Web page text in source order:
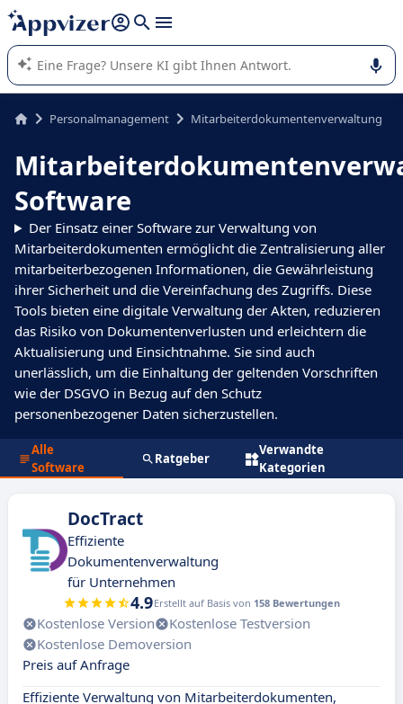
beantworten (mehrere Zeilen mit
Die KI von Appvizer führt Sie bei der Nutzung oder Auswahl
von SaaS-Software in Unternehmen.
Personalmanagement Mitarbeiterdokumentenverwaltung
Software
Der Einsatz einer Software zur Verwaltung von
Mitarbeiterdokumenten ermöglicht die Zentralisierung aller
mitarbeiterbezogenen Informationen, die Gewährleistung
ihrer Sicherheit und die Vereinfachung des Zugriffs. Diese
Tools bieten eine digitale Verwaltung der Akten, reduzieren
das Risiko von Dokumentenverlusten und erleichtern die
Aktualisierung und Einsichtnahme. Sie sind auch
unerlässlich, um die Einhaltung der geltenden Vorschriften
wie der DSGVO in Bezug auf den Schutz
personenbezogener Daten sicherzustellen.
Alle
Software
Ratgeber
Verwandte
Kategorien
DocTract
Effiziente
Dokumentenverwaltung
für Unternehmen
4.9Erstellt auf Basis von 158 Bewertungen
Kostenlose Version
Kostenlose Testversion
Kostenlose Demoversion
Preis auf Anfrage
Effiziente Verwaltung von Mitarbeiterdokumenten,